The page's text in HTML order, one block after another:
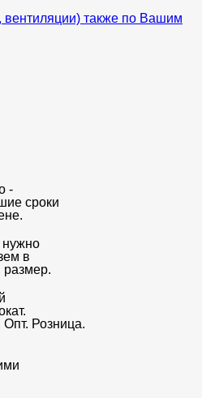
вентиляции) также по Вашим
-
сроки
нужно
в
Розница.